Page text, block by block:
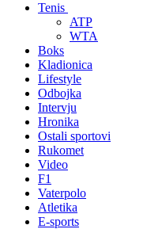
Tenis
ATP
WTA
Boks
Kladionica
Lifestyle
Odbojka
Intervju
Hronika
Ostali sportovi
Rukomet
Video
F1
Vaterpolo
Atletika
E-sports